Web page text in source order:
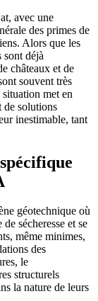
avec une
des primes de
Alors que les
sont déjà
châteaux et de
souvent très
met en
de solutions
inestimable, tant
géotechnique où
sécheresse et se
même minimes,
des
le
structurels
la nature de leurs